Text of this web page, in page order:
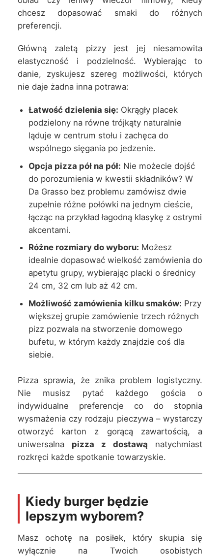
chcesz dopasować smaki do różnych
preferencji.
Główną zaletą pizzy jest jej niesamowita
elastyczność i podzielność. Wybierając to
danie, zyskujesz szereg możliwości, których
nie daje żadna inna potrawa:
Łatwość dzielenia się: Okrągły placek
podzielony na równe trójkąty naturalnie
ląduje w centrum stołu i zachęca do
wspólnego sięgania po jedzenie.
Opcja pizza pół na pół: Nie możecie dojść
do porozumienia w kwestii składników? W
Da Grasso bez problemu zamówisz dwie
zupełnie różne połówki na jednym cieście,
łącząc na przykład łagodną klasykę z ostrymi
akcentami.
Różne rozmiary do wyboru: Możesz
idealnie dopasować wielkość zamówienia do
apetytu grupy, wybierając placki o średnicy
24 cm, 32 cm lub aż 42 cm.
Możliwość zamówienia kilku smaków: Przy
większej grupie zamówienie trzech różnych
pizz pozwala na stworzenie domowego
bufetu, w którym każdy znajdzie coś dla
siebie.
Pizza sprawia, że znika problem logistyczny.
Nie musisz pytać każdego gościa o
indywidualne preferencje co do stopnia
wysmażenia czy rodzaju pieczywa – wystarczy
otworzyć karton z gorącą zawartością, a
uniwersalna pizza z dostawą natychmiast
rozkręci każde spotkanie towarzyskie.
Kiedy burger będzie
lepszym wyborem?
Masz ochotę na posiłek, który skupia się
wyłącznie na Twoich osobistych